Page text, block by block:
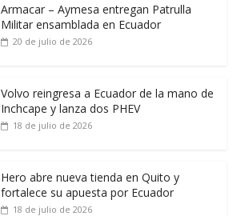
Armacar – Aymesa entregan Patrulla
Militar ensamblada en Ecuador
20 de julio de 2026
Volvo reingresa a Ecuador de la mano de
Inchcape y lanza dos PHEV
18 de julio de 2026
Hero abre nueva tienda en Quito y
fortalece su apuesta por Ecuador
18 de julio de 2026